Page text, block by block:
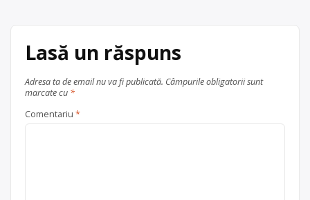
Lasă un răspuns
Adresa ta de email nu va fi publicată. Câmpurile obligatorii sunt
marcate cu *
Comentariu *